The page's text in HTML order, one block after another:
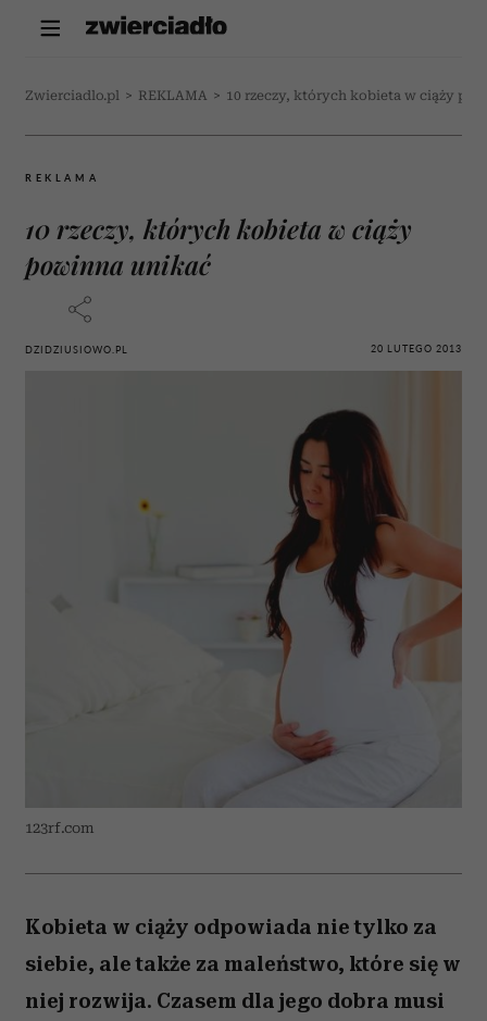
Zwierciadlo.pl > REKLAMA > 10 rzeczy, których kobieta w ciąży
REKLAMA
10 rzeczy, których kobieta w ciąży
powinna unikać
DZIDZIUSIOWO.PL 20 LUTEGO 2013
123rf.com
Kobieta w ciąży odpowiada nie tylko za
siebie, ale także za maleństwo, które się w
niej rozwija. Czasem dla jego dobra musi